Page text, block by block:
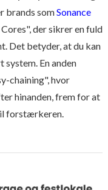
brands somSonance
der sikrer en fuld
Det betyder, at du kan
En anden
chaining", hvor
hinanden, frem for at
forstærkeren.